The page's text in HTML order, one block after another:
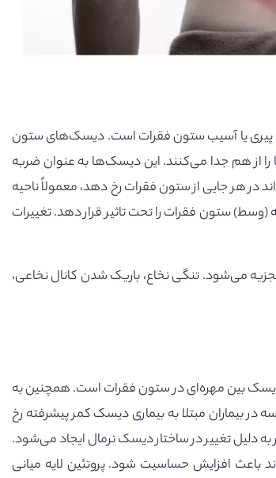
پیری یا آسیب ستون فقرات است. دیسک‌های ستون
از هم جدا می‌کنند. این دیسک‌ها به عنوان ضربه
در هر جایی از ستون فقرات رخ دهد، معمولاً ناحیه
(وسط) ستون فقرات را تحت تاثیر قرار دهد. تغییرات
می‌شود. تنگی نخاع، باریک شدن کانال نخاعی،
بین مهره‌ای در ستون فقرات است. همچنین به
بیماران مبتلا به بیماری دیسک کمر پیشرفته رخ
تغییر در ساختار دیسک نرمال ایجاد می‌شود.
باعث افزایش حساسیت شود. پروتئین لایه میانی